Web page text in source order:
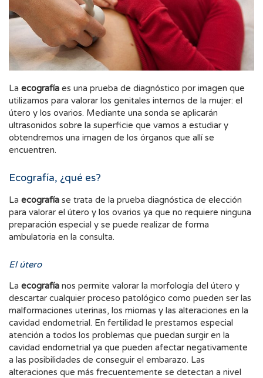
La ecografía es una prueba de diagnóstico por imagen que
utilizamos para valorar los genitales internos de la mujer: el
útero y los ovarios. Mediante una sonda se aplicarán
ultrasonidos sobre la superficie que vamos a estudiar y
obtendremos una imagen de los órganos que allí se
encuentren.
Ecografía, ¿qué es?
La ecografía se trata de la prueba diagnóstica de elección
para valorar el útero y los ovarios ya que no requiere ninguna
preparación especial y se puede realizar de forma
ambulatoria en la consulta.
El útero
La ecografía nos permite valorar la morfología del útero y
descartar cualquier proceso patológico como pueden ser las
malformaciones uterinas, los miomas y las alteraciones en la
cavidad endometrial. En fertilidad le prestamos especial
atención a todos los problemas que puedan surgir en la
cavidad endometrial ya que pueden afectar negativamente
a las posibilidades de conseguir el embarazo. Las
alteraciones que más frecuentemente se detectan a nivel